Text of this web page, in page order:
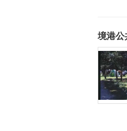
境港